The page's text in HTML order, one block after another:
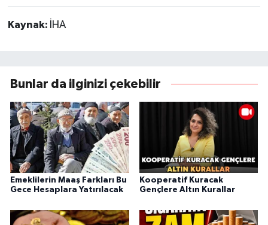
Kaynak: İHA
Bunlar da ilginizi çekebilir
Emeklilerin Maaş Farkları Bu
Gece Hesaplara Yatırılacak
Kooperatif Kuracak
Gençlere Altın Kurallar